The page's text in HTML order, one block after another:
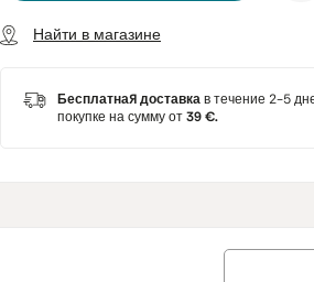
Найти в магазине
Бесплатная доставкав течение 2-5
покупке на сумму от39 €.